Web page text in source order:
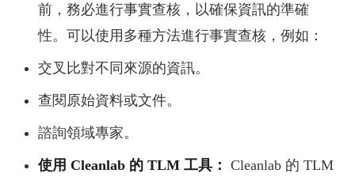
前，務必進行事實查核，以確保資訊的準確
性。可以使用多種方法進行事實查核，例如：
交叉比對不同來源的資訊。
查閱原始資料或文件。
諮詢領域專家。
使用 Cleanlab 的 TLM 工具： Cleanlab 的 TLM